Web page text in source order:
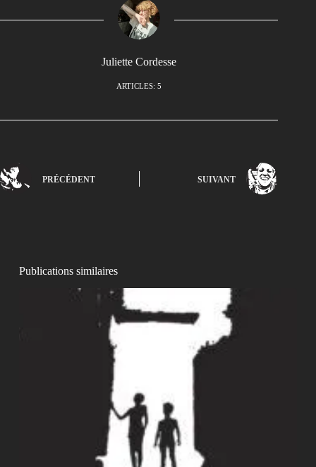
Juliette Cordesse
ARTICLES: 5
PRÉCÉDENT SUIVANT
Publications similaires